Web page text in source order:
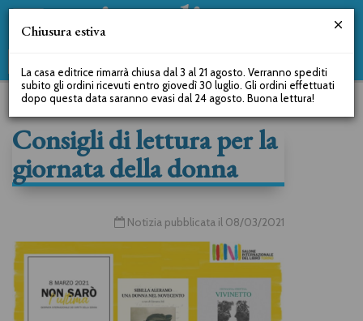
Consigli di lettura per la
giornata della donna
Notizia pubblicata il 08/03/2021
Chiusura estiva
La casa editrice rimarrà chiusa dal 3 al 21 agosto. Verranno spediti
subito gli ordini ricevuti entro giovedì 30 luglio. Gli ordini effettuati
dopo questa data saranno evasi dal 24 agosto. Buona lettura!